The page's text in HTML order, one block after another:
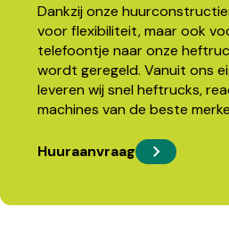
Dankzij onze
voor flexibiliteit, maar ook
telefoontje naar onze
wordt geregeld. Vanuit ons
leveren wij snel heftrucks,
machines van de beste
Huuraanvraag